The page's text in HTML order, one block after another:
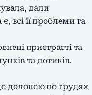
дали
всі її проблеми та
пристрасті та
та дотиків.
долонею по грудях